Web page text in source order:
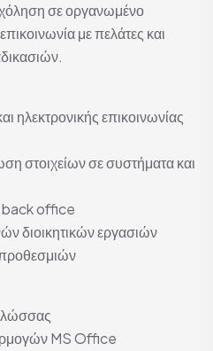
σε οργανωμένο
με πελάτες και
ηλεκτρονικής επικοινωνίας
στοιχείων σε συστήματα και
back office
διοικητικών εργασιών
MS Office